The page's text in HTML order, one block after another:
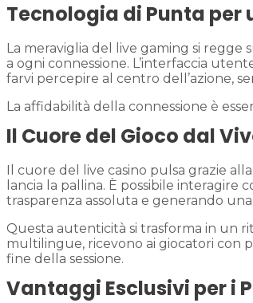
Tecnologia di Punta per
La meraviglia del live gaming si
a ogni connessione. L’interfaccia
farvi percepire al centro dell’azione,
La affidabilità della connessione è
Il Cuore del Gioco dal
Il cuore del live casino pulsa grazie
lancia la pallina. È possibile interagire
trasparenza assoluta e generando
Questa autenticità si trasforma in un
multilingue, ricevono ai giocatori con
fine della sessione.
Vantaggi Esclusivi per i